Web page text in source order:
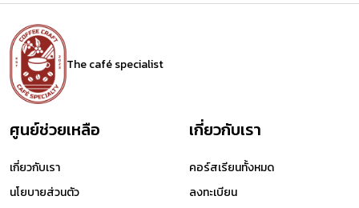
The café specialist
ศูนย์ช่วยเหลือ
เกี่ยวกับเรา
นโยบายส่วนตัว
เกี่ยวกับเรา
คอร์สเรียนทั้งหมด
ลงทะเบียน